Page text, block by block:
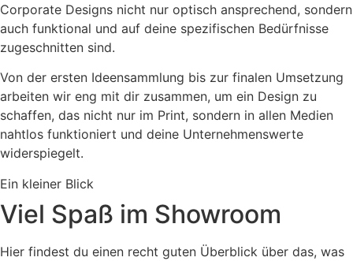
Corporate Designs nicht nur optisch ansprechend, sondern
auch funktional und auf deine spezifischen Bedürfnisse
zugeschnitten sind.
Von der ersten Ideensammlung bis zur finalen Umsetzung
arbeiten wir eng mit dir zusammen, um ein Design zu
schaffen, das nicht nur im Print, sondern in allen Medien
nahtlos funktioniert und deine Unternehmenswerte
widerspiegelt.
Ein kleiner Blick
Viel Spaß im Showroom
Hier findest du einen recht guten Überblick über das, was